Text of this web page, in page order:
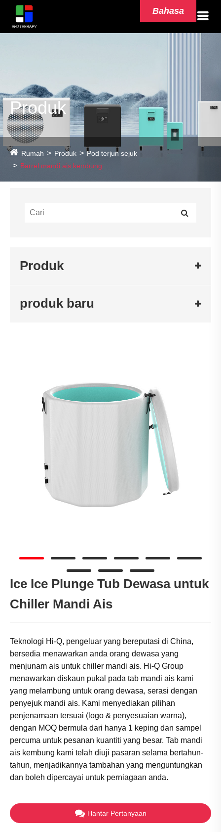
Bahasa
Produk
Rumah Produk
Pod terjun sejuk
Barrel mandi ais kembung
Produk
produk baru
Ice Ice Plunge Tub Dewasa untuk
Chiller Mandi Ais
Teknologi Hi-Q, pengeluar yang bereputasi di China,
bersedia menawarkan anda orang dewasa yang
menjunam ais untuk chiller mandi ais. Hi-Q Group
menawarkan diskaun pukal pada tab mandi ais kami
yang melambung untuk orang dewasa, serasi dengan
penyejuk mandi ais. Kami menyediakan pilihan
penjenamaan tersuai (logo & penyesuaian warna),
dengan MOQ bermula dari hanya 1 keping dan sampel
percuma untuk pesanan kuantiti yang besar. Tab mandi
ais kembung kami telah diuji pasaran selama bertahun-
tahun, menjadikannya tambahan yang menguntungkan
dan boleh dipercayai untuk perniagaan anda.
Hantar Pertanyaan